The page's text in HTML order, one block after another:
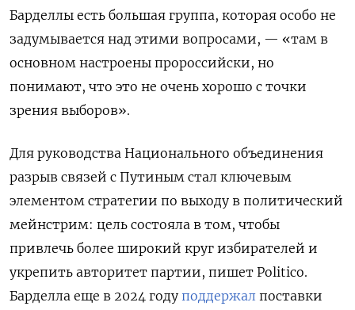
Барделлы есть большая группа, которая особо не
задумывается над этими вопросами, — «там в
основном настроены пророссийски, но
понимают, что это не очень хорошо с точки
зрения выборов».
Для руководства Национального объединения
разрыв связей с Путиным стал ключевым
элементом стратегии по выходу в политический
мейнстрим: цель состояла в том, чтобы
привлечь более широкий круг избирателей и
укрепить авторитет партии, пишет Politico.
Барделла еще в 2024 году поддержал поставки